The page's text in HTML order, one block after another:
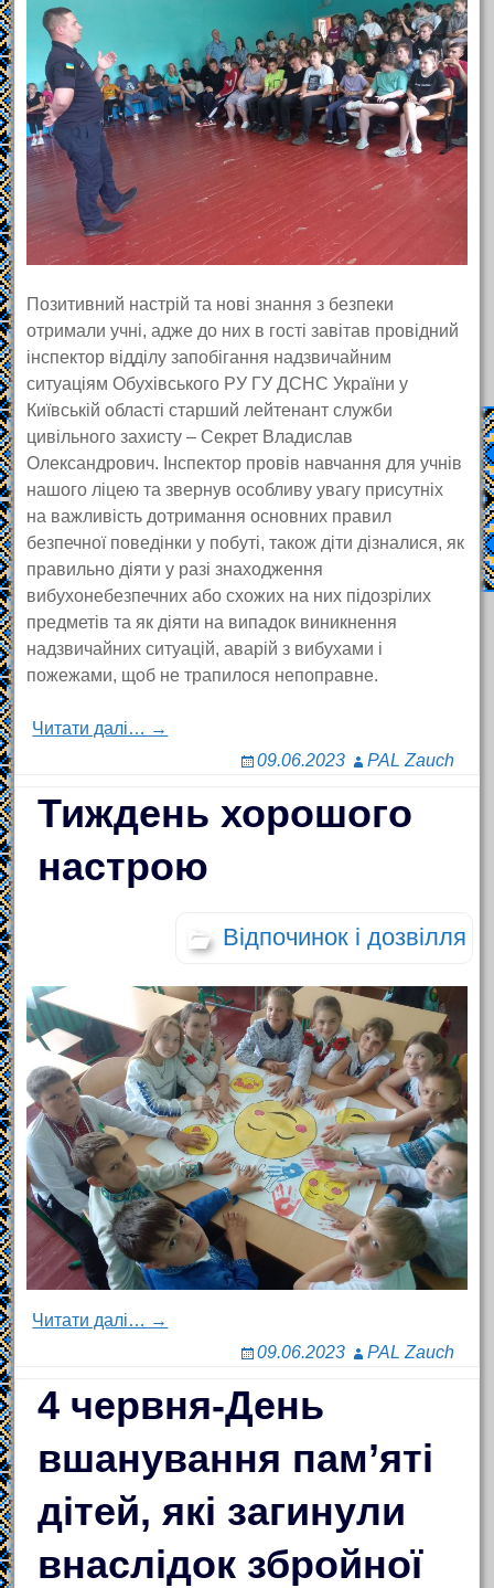
Позитивний настрій та нові знання з безпеки
отримали учні, адже до них в гості завітав провідний
інспектор відділу запобігання надзвичайним
ситуаціям Обухівського РУ ГУ ДСНС України у
Київській області старший лейтенант служби
цивільного захисту – Секрет Владислав
Олександрович. Інспектор провів навчання для учнів
нашого ліцею та звернув особливу увагу присутніх
на важливість дотримання основних правил
безпечної поведінки у побуті, також діти дізналися, як
правильно діяти у разі знаходження
вибухонебезпечних або схожих на них підозрілих
предметів та як діяти на випадок виникнення
надзвичайних ситуацій, аварій з вибухами і
пожежами, щоб не трапилося непоправне.
Читати далі… →
09.06.2023
PAL Zauch
Тиждень хорошого
настрою
Відпочинок і дозвілля
Читати далі… →
09.06.2023
PAL Zauch
4 червня-День
вшанування пам’яті
дітей, які загинули
внаслідок збройної